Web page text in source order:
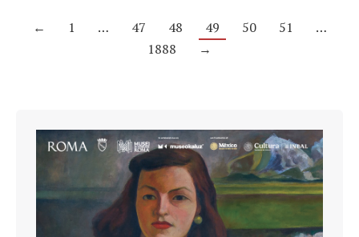
← 1 … 47 48 49 50 51
…
1888
→